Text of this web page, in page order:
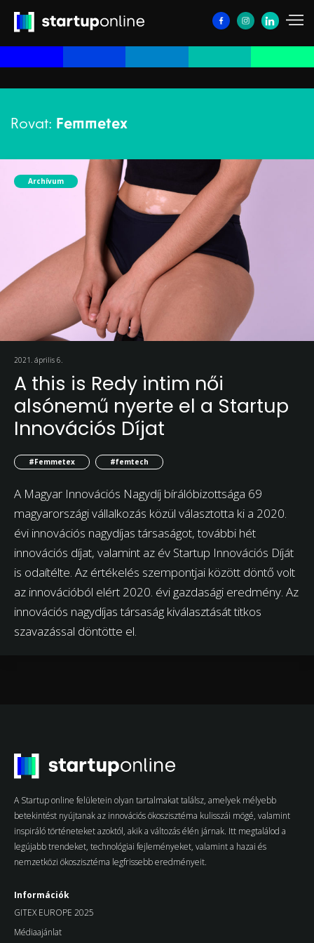
Rovat: Femmetex
Archívum
2021. április 6.
A this is Redy intim női
alsónemű nyerte el a Startup
Innovációs Díjat
#Femmetex #femtech
A Magyar Innovációs Nagydíj bírálóbizottsága 69
magyarországi vállalkozás közül választotta ki a 2020.
évi innovációs nagydíjas társaságot, további hét
innovációs díjat, valamint az év Startup Innovációs Díját
is odaítélte. Az értékelés szempontjai között döntő volt
az innovációból elért 2020. évi gazdasági eredmény. Az
innovációs nagydíjas társaság kiválasztását titkos
szavazással döntötte el.
A Startup online felületein olyan tartalmakat találsz, amelyek mélyebb
betekintést nyújtanak az innovációs ökoszisztéma kulisszái mögé, valamint
inspiráló történeteket azoktól, akik a változás élén járnak. Itt megtalálod a
legújabb trendeket, technológiai fejleményeket, valamint a hazai és
nemzetközi ökoszisztéma legfrissebb eredményeit.
Információk
GITEX EUROPE 2025
Médiaajánlat